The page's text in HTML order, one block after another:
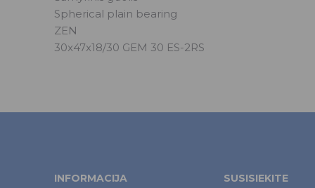
Spherical plain bearing
ZEN
30x47x18/30 GEM 30 ES-2RS
INFORMACIJA
SUSISIEKITE